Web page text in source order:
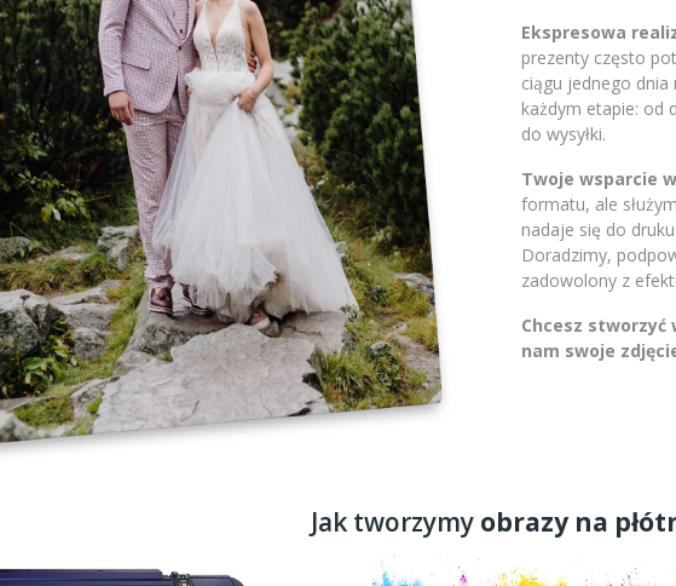
Ekspresowa
prezenty często
ciągu jednego
każdym etapie: od
do wysyłki.
Twoje wsparcie
formatu, ale
nadaje się do
Doradzimy,
zadowolony z
Chcesz stworzyć
nam swoje
Jak tworzymyobrazy na